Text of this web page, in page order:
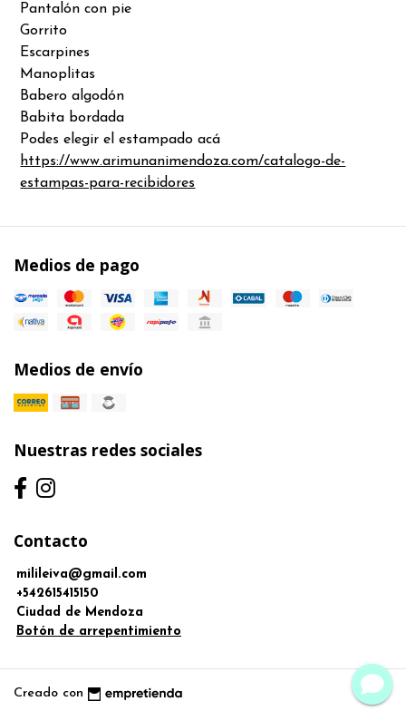
Pantalón con pie
Gorrito
Escarpines
Manoplitas
Babero algodón
Babita bordada
Podes elegir el estampado acá
https://www.arimunanimendoza.com/catalogo-de-
estampas-para-recibidores
Medios de pago
Medios de envío
Nuestras redes sociales
Contacto
milileiva@gmail.com
+542615415150
Ciudad de Mendoza
Botón de arrepentimiento
Creado con